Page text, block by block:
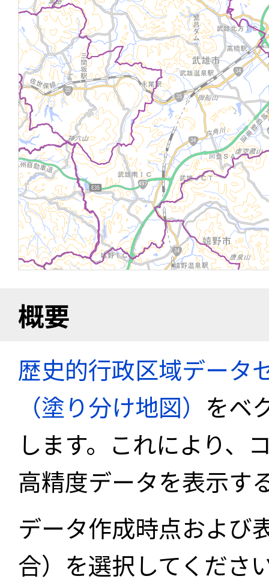
概要
歴史的行政区域データ
（塗り分け地図） をベ
します。これにより、
高精度データを表示す
データ作成時点および
合）を選択してくださ